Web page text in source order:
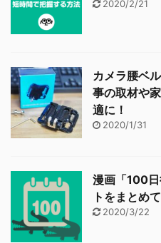
2020/2/21
カメラ腰ベ
事の取材や
適に！
2020/1/31
漫画「100
トをまとめ
2020/3/22